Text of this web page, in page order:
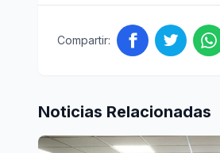
Compartir:
Noticias Relacionadas